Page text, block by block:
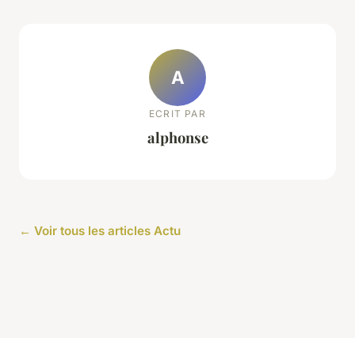
A
ECRIT PAR
alphonse
← Voir tous les articles Actu